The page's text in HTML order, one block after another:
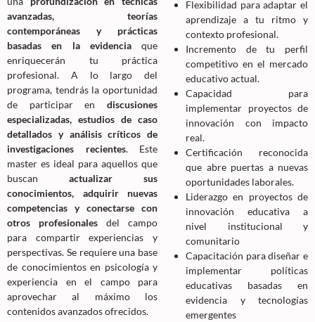
avanzadas, teorías
contemporáneas y prácticas
basadas en la evidenciaque
enriquecerán tu práctica
profesional. A lo largo del
programa, tendrás la oportunidad
de participar en discusiones
especializadas, estudios de caso
detallados y análisis críticos de
investigaciones recientes. Este
master es ideal para aquellos que
buscan actualizar sus
conocimientos, adquirir nuevas
competencias y conectarse con
otros profesionales del campo
para compartir experiencias y
perspectivas. Se requiere una base
de conocimientos en psicología y
experiencia en el campo para
aprovechar al máximo los
contenidos avanzados ofrecidos.
Flexibilidad para adaptar el
aprendizaje a tu ritmo y
contexto profesional.
Incremento de tu perfil
competitivo en el mercado
educativo actual.
Capacidad para
implementar proyectos de
innovación con impacto
real.
Certificación reconocida
que abre puertas a nuevas
oportunidades laborales.
Liderazgo en proyectos de
innovación educativa a
nivel institucional y
comunitario
Capacitación para diseñar e
implementar políticas
educativas basadas en
evidencia y tecnologías
emergentes